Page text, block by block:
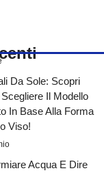
Da Sole: Scopri
Il Modello
In Base Alla Forma
Viso!
Acqua E Dire